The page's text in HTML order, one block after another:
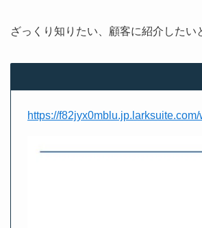
ざっくり知りたい、顧客に紹介したい
https://